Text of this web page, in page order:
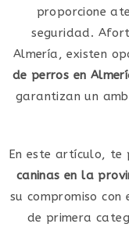
proporcione
seguridad.
Almería, existen
de perros en
garantizan un
En este artículo, te
caninas en la
su compromiso
de primera